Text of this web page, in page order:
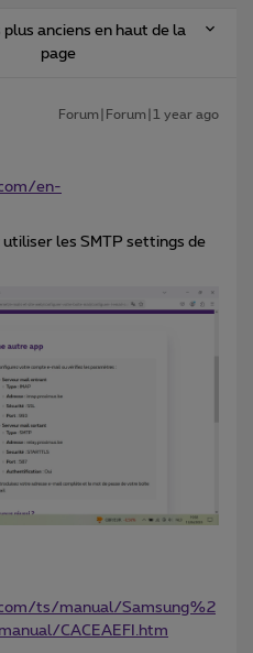
plus anciens en haut de la
page
Forum|Forum|1 year ago
en-
les SMTP settings de
ts/manual/Samsung%2
CACEAEFI.htm